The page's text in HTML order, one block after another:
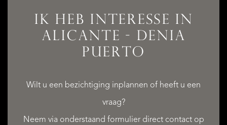
IK HEB INTERESSE IN
ALICANTE - DENIA
PUERTO
Wilt u een bezichtiging inplannen of heeft u een
vraag?
Neem via onderstaand formulier direct contact op
DIENSTEN